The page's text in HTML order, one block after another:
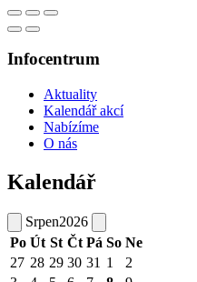
Infocentrum
Aktuality
Kalendář akcí
Nabízíme
O nás
Kalendář
Srpen2026
Po Út St Čt Pá So Ne
27 28 29 30 31 1
2